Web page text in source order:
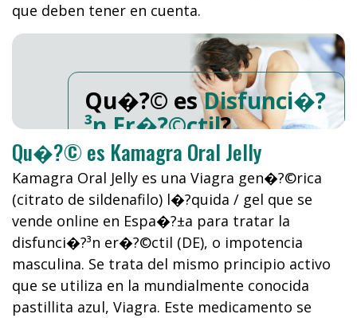
que deben tener en cuenta.
Qu�?© esDisfunci�?
³n Er�?©ctil?
Qu�?© es Kamagra Oral Jelly
Kamagra Oral Jelly es una Viagra gen�?©rica
(citrato de sildenafilo) l�?­quida / gel que se
vende online en Espa�?±a para tratar la
disfunci�?³n er�?©ctil (DE), o impotencia
masculina. Se trata del mismo principio activo
que se utiliza en la mundialmente conocida
pastillita azul, Viagra. Este medicamento se